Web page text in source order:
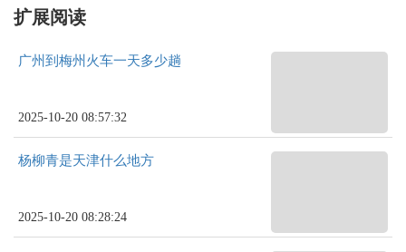
扩展阅读
广州到梅州火车一天多少趟
2025-10-20 08:57:32
杨柳青是天津什么地方
2025-10-20 08:28:24